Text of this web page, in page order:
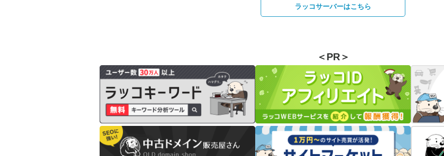
ラッコサーバーはこちら
＜PR＞